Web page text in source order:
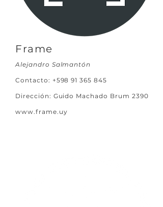
Frame
Alejandro Salman tón
Contacto: +598 91 365 845
Dirección: Guido Machado Brum 2390
www.frame.uy